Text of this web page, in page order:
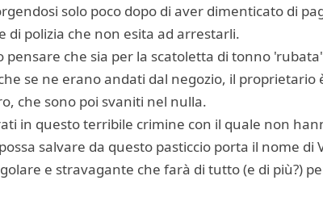
solo poco dopo di aver dimenticato di
polizia che non esita ad arrestarli.
che sia per la scatoletta di tonno
se ne erano andati dal negozio, il
che sono poi svaniti nel nulla.
in questo terribile crimine con il quale non
salvare da questo pasticcio porta il nome di
e stravagante che farà di tutto (e di più?)